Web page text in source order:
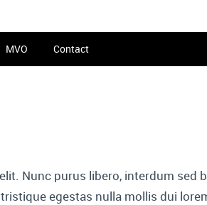
MVO Contact
Nunc purus libero, interdum sed
egestas nulla mollis dui